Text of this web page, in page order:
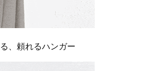
、頼れるハンガー